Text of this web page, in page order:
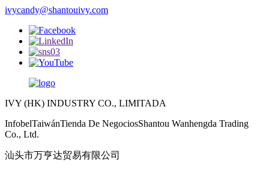
ivycandy@shantouivy.com
IVY (HK) INDUSTRY CO., LIMITADA
InfobelTaiwánTienda De NegociosShantou Wanhengda Trading
Co., Ltd.
汕头市万亨达贸易有限公司